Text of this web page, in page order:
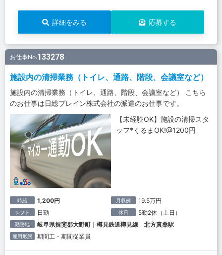
詳細をみる 応募する
お仕事No.133278
施設内の清掃業務（トイレ、通路、階段、会議室など）
施設内の清掃業務（トイレ、通路、階段、会議室など） こちら
のお仕事は日総ブレイン株式会社の派遣のお仕事です。
【未経験OK】施設の清掃スタ
ッフ*くるまOK!@1200円
時給 1,200円 月収例 19.5万円
シフト 日勤 休日 5勤2休（土日）
勤務地 岐阜県揖斐郡大野町｜樽見鉄道樽見線 北方真桑駅
雇用形態 期間工・期間従業員